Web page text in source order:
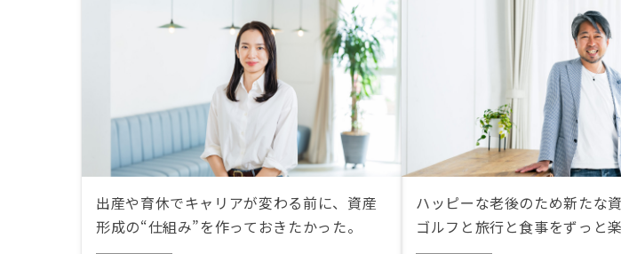
出産や育休でキャリアが変わる前に、資産
形成の“仕組み”を作っておきたかった。
ハッピーな老後のため新たな
ゴルフと旅行と食事をずっと